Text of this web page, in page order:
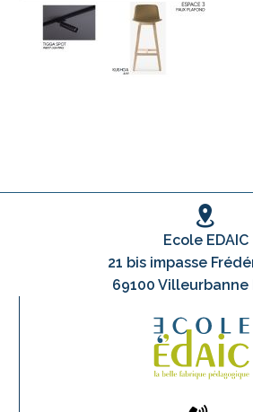
Ecole EDAIC
21 bis impasse
69100 Villeurbanne